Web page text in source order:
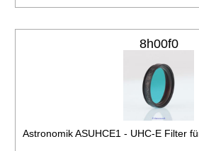
8h00f0
Astronomik ASUHCE1 - UHC-E Filter